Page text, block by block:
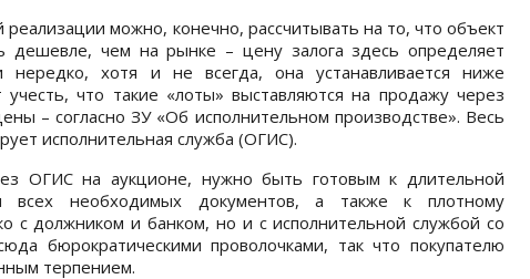
реализации можно, конечно, рассчитывать на то, что объект
дешевле, чем на рынке – цену залога здесь определяет
нередко, хотя и не всегда, она устанавливается ниже
что такие «лоты» выставляются на продажу через
– согласно ЗУ «Об исполнительном производстве». Весь
исполнительная служба (ОГИС).
ОГИС на аукционе, нужно быть готовым к длительной
всех необходимых документов, а также к плотному
с должником и банком, но и с исполнительной службой со
бюрократическими проволочками, так что покупателю
терпением.